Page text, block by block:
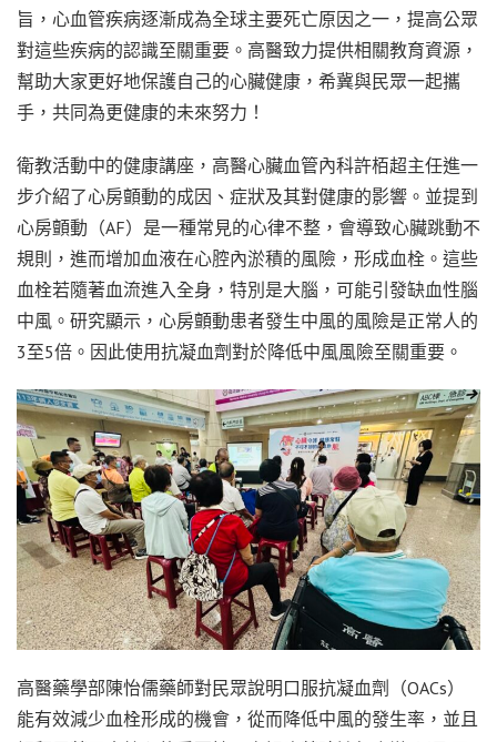
旨，心血管疾病逐漸成為全球主要死亡原因之一，提高公眾
對這些疾病的認識至關重要。高醫致力提供相關教育資源，
幫助大家更好地保護自己的心臟健康，希冀與民眾一起攜
手，共同為更健康的未來努力！
衛教活動中的健康講座，高醫心臟血管內科許栢超主任進一
步介紹了心房顫動的成因、症狀及其對健康的影響。並提到
心房顫動（AF）是一種常見的心律不整，會導致心臟跳動不
規則，進而增加血液在心腔內淤積的風險，形成血栓。這些
血栓若隨著血流進入全身，特別是大腦，可能引發缺血性腦
中風。研究顯示，心房顫動患者發生中風的風險是正常人的
3至5倍。因此使用抗凝血劑對於降低中風風險至關重要。
高醫藥學部陳怡儒藥師對民眾說明口服抗凝血劑（OACs）
能有效減少血栓形成的機會，從而降低中風的發生率，並且